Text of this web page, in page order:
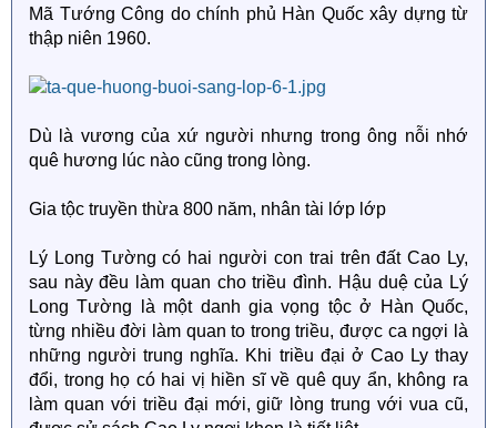
Mã Tướng Công do chính phủ Hàn Quốc xây dựng từ
thập niên 1960.
Dù là vương của xứ người nhưng trong ông nỗi nhớ
quê hương lúc nào cũng trong lòng.
Gia tộc truyền thừa 800 năm, nhân tài lớp lớp
Lý Long Tường có hai người con trai trên đất Cao Ly,
sau này đều làm quan cho triều đình. Hậu duệ của Lý
Long Tường là một danh gia vọng tộc ở Hàn Quốc,
từng nhiều đời làm quan to trong triều, được ca ngợi là
những người trung nghĩa. Khi triều đại ở Cao Ly thay
đổi, trong họ có hai vị hiền sĩ về quê quy ẩn, không ra
làm quan với triều đại mới, giữ lòng trung với vua cũ,